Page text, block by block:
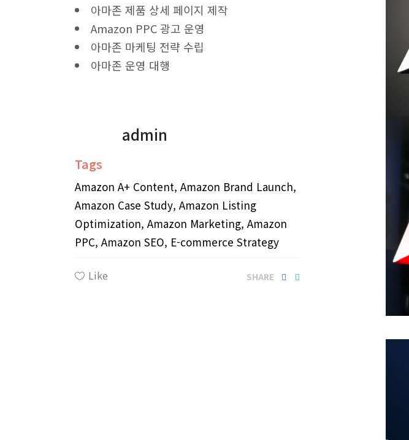
아마존 제품 상세 페이지 제작
Amazon PPC 광고 운영
아마존 마케팅 전략 수립
아마존 운영 대행
admin
Tags
Amazon A+ Content, Amazon Brand Launch,
Amazon Case Study, Amazon Listing
Optimization, Amazon Marketing, Amazon
PPC, Amazon SEO, E-commerce Strategy
SHARE
Like